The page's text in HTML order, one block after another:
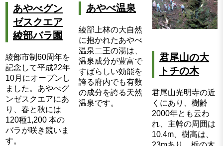
あやべグン
ゼスクエア
綾部バラ園
綾部市制60周年を
記念して平成22年
10月にオープンし
ました。あやべグ
ンゼスクエアにあ
り、春と秋には
120種1,200 本の
バラが咲き競いま
す。
あやべ温泉
綾部上林の大自然
に抱かれたあやべ
温泉二王の湯は、
温泉成分が豊富で
すばらしい効能を
誇る府内でも有数
の成分を誇る天然
温泉です。
君尾山の大
トチの木
君尾山光明寺の近
くにあり、樹齢
2000年とも云わ
れ、主幹の周囲は
10.4m、樹高は、